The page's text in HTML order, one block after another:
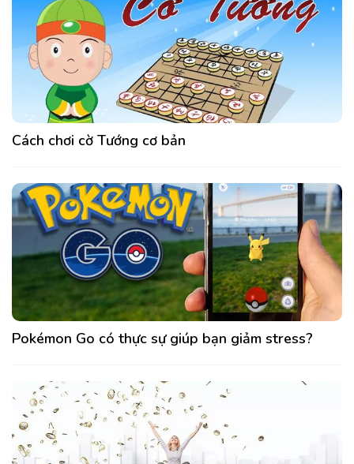
Cách chơi cờ Tướng cơ bản
Pokémon Go có thực sự giúp bạn giảm stress?